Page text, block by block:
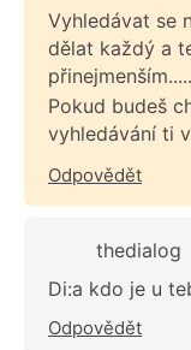
Vyhledávat se
dělat každý a
Pokud budeš
vyhledávání ti
Odpovědět
thedialog
Di:a kdo je u
Odpovědět